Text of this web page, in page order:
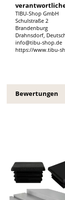
TIBU-Shop GmbH
Schulstraße 2
Brandenburg
Drahnsdorf,
info@tibu-shop.de
https://www.tibu-
Bewertungen